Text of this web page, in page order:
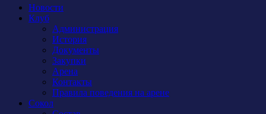
Новости
Клуб
Администрация
История
Документы
Закупки
Арена
Контакты
Правила поведения на арене
Сокол